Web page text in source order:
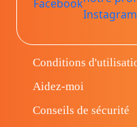
Conditions
Aidez-moi
Conseils de sécurité